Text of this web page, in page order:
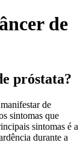
de
próstata?
de
sintomas que
sintomas é a
durante a